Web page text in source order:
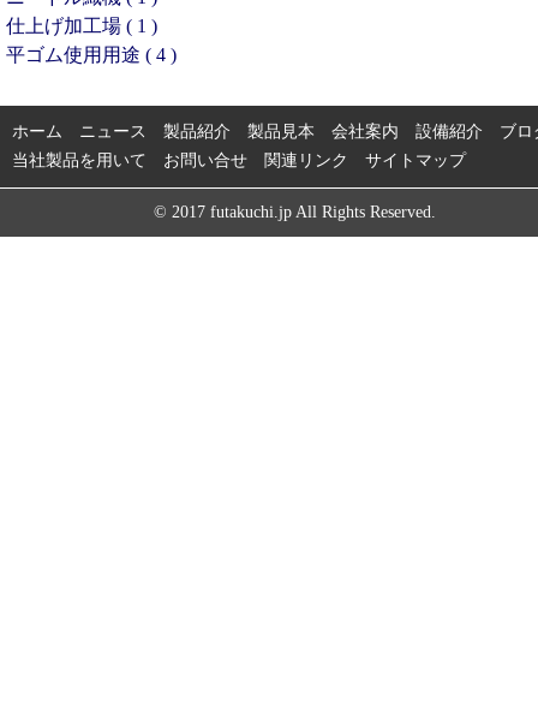
仕上げ加工場 ( 1 )
平ゴム使用用途 ( 4 )
ホーム ニュース 製品紹介 製品見本 会社案内 設備紹介
ブロ
当社製品を用いて
お問い合せ 関連リンク サイトマップ
© 2017 futakuchi.jp All Rights Reserved.